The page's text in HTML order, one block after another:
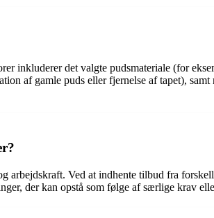
inkluderer det valgte pudsmateriale (for
af gamle puds eller fjernelse af tapet),
arbejdskraft. Ved at indhente tilbud fra
der kan opstå som følge af særlige krav